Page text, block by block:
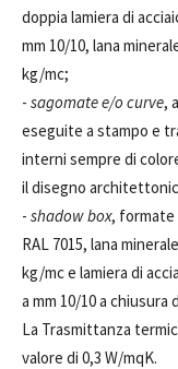
doppia lamiera di
mm 10/10, lana
kg/mc;
- sagomate e/o curve,
eseguite a stampo e
interni sempre di
il disegno
- shadow box, formate
RAL 7015, lana
kg/mc e lamiera di
a mm 10/10 a chiusura
La Trasmittanza
valore di 0,3 W/mqK.